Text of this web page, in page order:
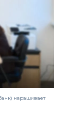
наращивает